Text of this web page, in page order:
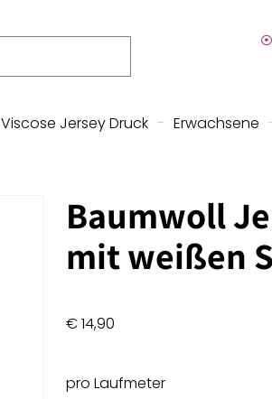
Viscose Jersey Druck - Erwachsene
Baumwoll
mit weißen
€14,90
pro Laufmeter